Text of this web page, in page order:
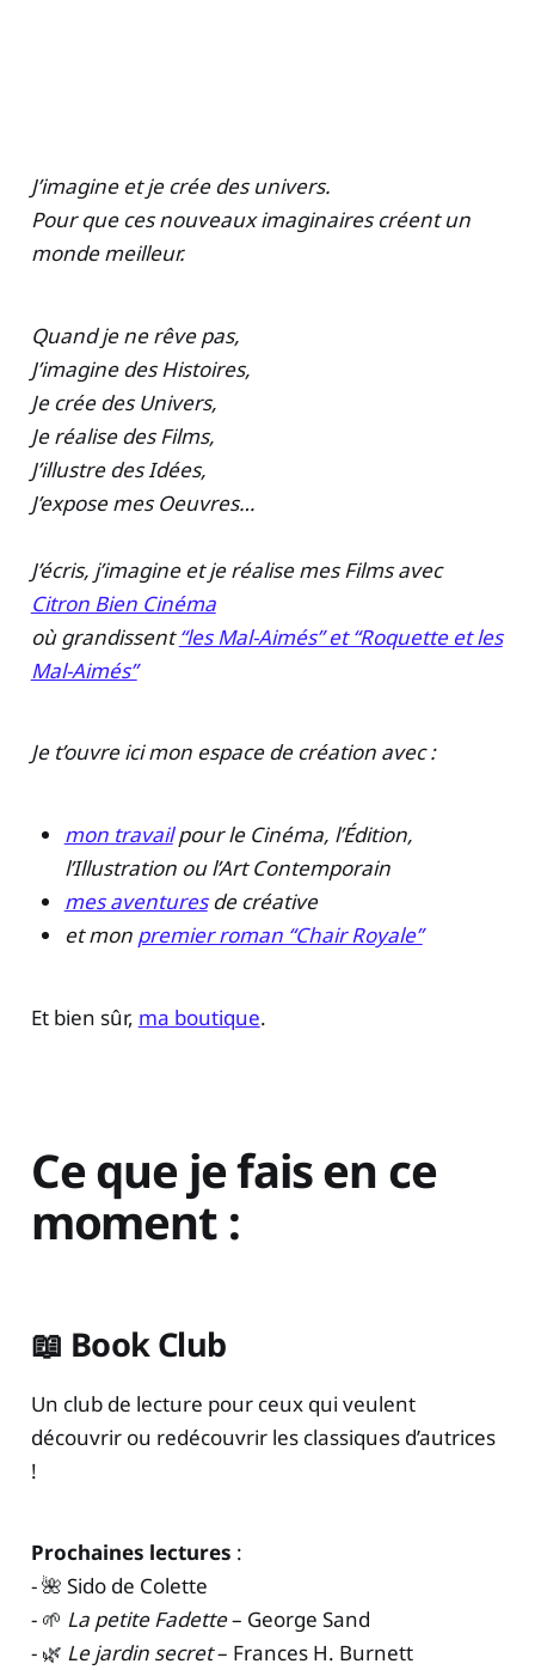
J’imagine et je crée des univers.
Pour que ces nouveaux imaginaires créent un
monde meilleur.
Quand je ne rêve pas,
J’imagine des Histoires,
Je crée des Univers,
Je réalise des Films,
J’illustre des Idées,
J’expose mes Oeuvres…
J’écris, j’imagine et je réalise mes Films avec
Citron Bien Cinéma
où grandissent“les Mal-Aimés” et “Roquette et les
Mal-Aimés”
Je t’ouvre ici mon espace de création avec :
mon travailpour le Cinéma, l’Édition,
l’Illustration ou l’Art Contemporain
mes aventuresde créative
et mon premier roman “Chair Royale”
Et bien sûr, ma boutique.
Ce que je fais en ce
moment :
📖 Book Club
Un club de lecture pour ceux qui veulent
découvrir ou redécouvrir les classiques d’autrices
!
Prochaines lectures :
- 🌺 Sido de Colette
- 🌱 La petite Fadette– George Sand
- 🌿 Le jardin secret– Frances H. Burnett